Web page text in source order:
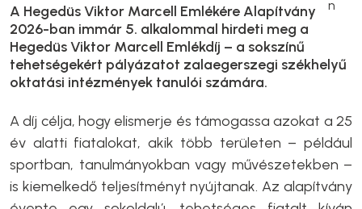
A Hegedüs Viktor Marcell Emlékére Alapítvány
2026-ban immár 5. alkalommal hirdeti meg a
Hegedüs Viktor Marcell Emlékdíj – a sokszínű
tehetségekért pályázatot zalaegerszegi székhelyű
oktatási intézmények tanulói számára.
A díj célja, hogy elismerje és támogassa azokat a 25
év alatti fiatalokat, akik több területen – például
sportban, tanulmányokban vagy művészetekben –
is kiemelkedő teljesítményt nyújtanak. Az alapítvány